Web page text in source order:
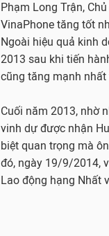
Phạm Long Trận,
VinaPhone tăng tốt
Ngoài hiệu quả kinh
2013 sau khi tiến
cũng tăng mạnh
Cuối năm 2013, nhờ
vinh dự được nhận
biệt quan trọng mà
đó, ngày 19/9/2014,
Lao động hạng Nhất